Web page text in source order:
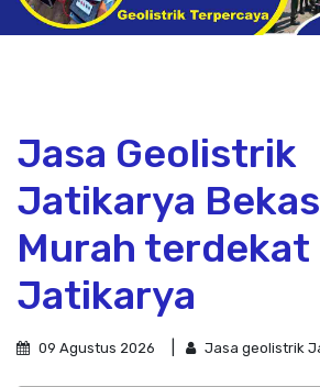
Jasa Geolistrik
Jatikarya
Murah terdekat
Jatikarya
09 Agustus 2026 Jasa geolistrik